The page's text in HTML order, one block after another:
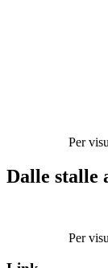
Per
Dalle stalle
Per